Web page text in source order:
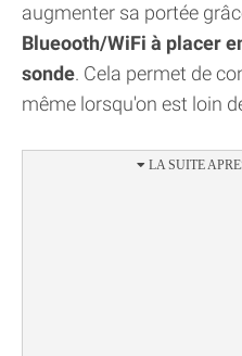
augmenter sa portée
Blueooth/WiFi à placer
sonde. Cela permet de
même lorsqu'on est loin